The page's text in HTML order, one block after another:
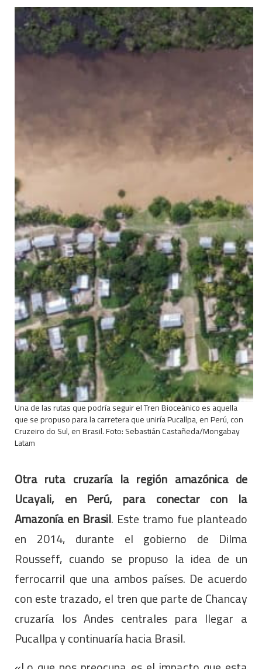
Una de las rutas que podría seguir el Tren Bioceánico es aquella
que se propuso para la carretera que uniría Pucallpa, en Perú, con
Cruzeiro do Sul, en Brasil. Foto: Sebastián Castañeda/Mongabay
Latam
Otra ruta cruzaría la región amazónica de
Ucayali, en Perú, para conectar con la
Amazonía en Brasil. Este tramo fue planteado
en 2014, durante el gobierno de Dilma
Rousseff, cuando se propuso la idea de un
ferrocarril que una ambos países. De acuerdo
con este trazado, el tren que parte de Chancay
cruzaría los Andes centrales para llegar a
Pucallpa y continuaría hacia Brasil.